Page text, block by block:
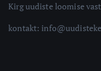
Kirg uudiste loomise
kontakt: